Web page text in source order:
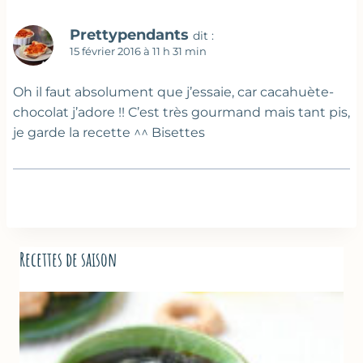
Prettypendants dit :
15 février 2016 à 11 h 31 min
Oh il faut absolument que j’essaie, car cacahuète-
chocolat j’adore !! C’est très gourmand mais tant pis,
je garde la recette ^^ Bisettes
Recettes de saison